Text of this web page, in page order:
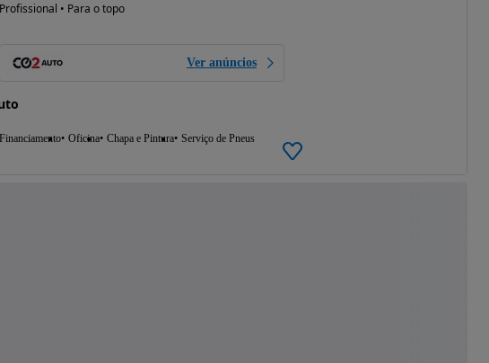
Profissional • Para o topo
Ver anúncios
Financiamento Oficina Chapa e Pintura Serviço de Pneus